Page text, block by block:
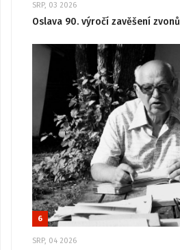
SRP, 03 2026
Oslava 90. výročí zavěšení
6
SRP, 04 2026